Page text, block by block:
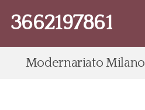
3662197861
Modernariato Milano